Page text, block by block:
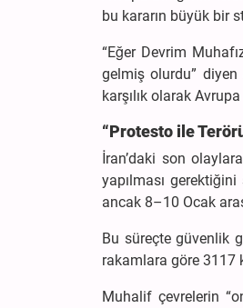
bu kararın büyük bir
“Eğer Devrim
gelmiş olurdu” diyen
karşılık olarak
“Protesto ile
İran’daki son
yapılması
ancak 8–10 Ocak
Bu süreçte güvenlik
rakamlara göre 3117
Muhalif çevrelerin